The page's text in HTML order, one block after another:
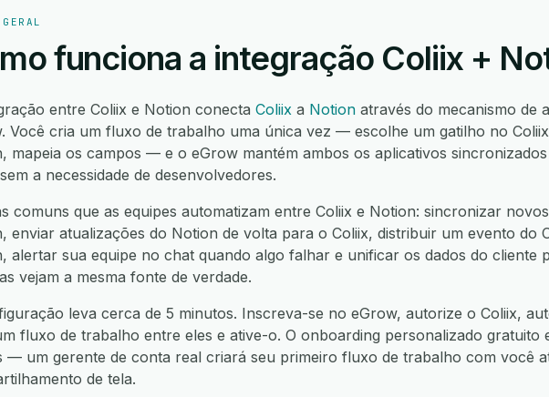
funciona a integração Coliix +
entre Coliix e Notion conecta Coliix a Notion através do mecanismo de
Você cria um fluxo de trabalho uma única vez — escolhe um gatilho no
mapeia os campos — e o eGrow mantém ambos os aplicativos
a necessidade de desenvolvedores.
comuns que as equipes automatizam entre Coliix e Notion: sincronizar
enviar atualizações do Notion de volta para o Coliix, distribuir um evento do
alertar sua equipe no chat quando algo falhar e unificar os dados do cliente
vejam a mesma fonte de verdade.
leva cerca de 5 minutos. Inscreva-se no eGrow, autorize o Coliix,
fluxo de trabalho entre eles e ative-o. O onboarding personalizado gratuito
— um gerente de conta real criará seu primeiro fluxo de trabalho com você
de tela.